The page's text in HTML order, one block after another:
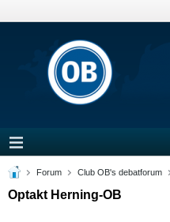
Forum Club OB's debatforum
Optakt Herning-OB